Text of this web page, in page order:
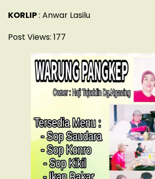
KORLIP: Anwar Lasilu
Post Views: 177